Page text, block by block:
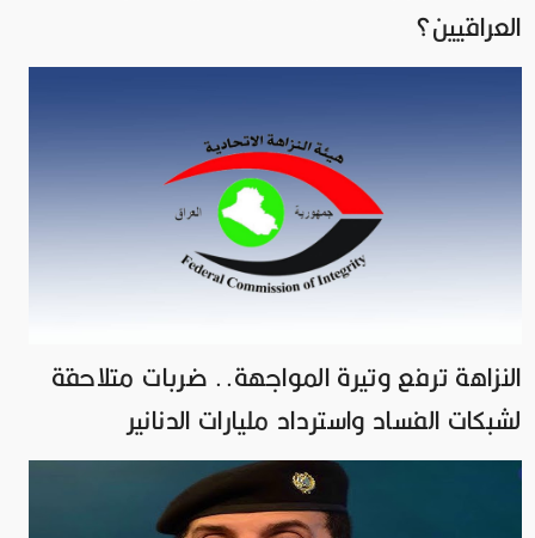
العراقيين؟
النزاهة ترفع وتيرة المواجهة.. ضربات متلاحقة
لشبكات الفساد واسترداد مليارات الدنانير